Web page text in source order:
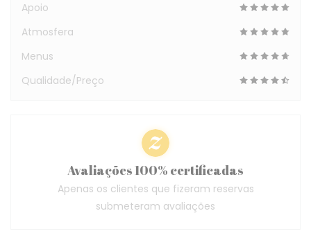
Apoio
Atmosfera
Menus
Qualidade/Preço
Avaliações 100% certificadas
Apenas os clientes que fizeram reservas
submeteram avaliações